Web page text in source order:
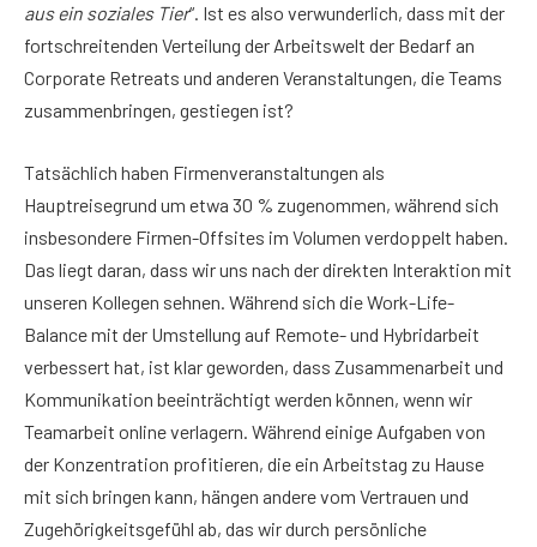
aus ein soziales Tier“. Ist es also verwunderlich, dass mit der
fortschreitenden Verteilung der Arbeitswelt der Bedarf an
Corporate Retreats und anderen Veranstaltungen, die Teams
zusammenbringen, gestiegen ist?
Tatsächlich haben Firmenveranstaltungen als
Hauptreisegrund um etwa 30 % zugenommen, während sich
insbesondere Firmen-Offsites im Volumen verdoppelt haben.
Das liegt daran, dass wir uns nach der direkten Interaktion mit
unseren Kollegen sehnen. Während sich die Work-Life-
Balance mit der Umstellung auf Remote- und Hybridarbeit
verbessert hat, ist klar geworden, dass Zusammenarbeit und
Kommunikation beeinträchtigt werden können, wenn wir
Teamarbeit online verlagern. Während einige Aufgaben von
der Konzentration profitieren, die ein Arbeitstag zu Hause
mit sich bringen kann, hängen andere vom Vertrauen und
Zugehörigkeitsgefühl ab, das wir durch persönliche